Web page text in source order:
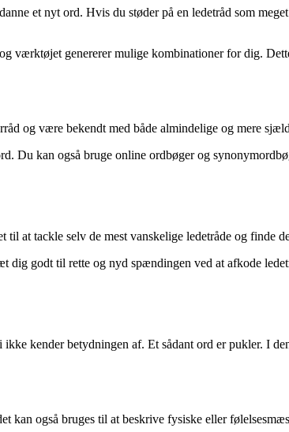
et nyt ord. Hvis du støder på en ledetråd som
værktøjet genererer mulige kombinationer for dig.
og være bekendt med både almindelige og mere
Du kan også bruge online ordbøger og
at tackle selv de mest vanskelige ledetråde og finde
dig godt til rette og nyd spændingen ved at afkode
kender betydningen af. Et sådant ord er pukler. I
kan også bruges til at beskrive fysiske eller